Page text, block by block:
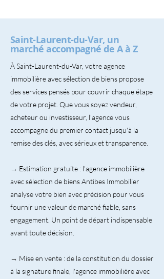
Saint-Laurent-du-Var, un
marché accompagné de A à Z
À Saint-Laurent-du-Var, votre agence
immobilière avec sélection de biens propose
des services pensés pour couvrir chaque étape
de votre projet. Que vous soyez vendeur,
acheteur ou investisseur, l'agence vous
accompagne du premier contact jusqu'à la
remise des clés, avec sérieux et transparence.
→ Estimation gratuite : l'agence immobilière
avec sélection de biens Antibes Immobilier
analyse votre bien avec précision pour vous
fournir une valeur de marché fiable, sans
engagement. Un point de départ indispensable
avant toute décision.
→ Mise en vente : de la constitution du dossier
à la signature finale, l'agence immobilière avec